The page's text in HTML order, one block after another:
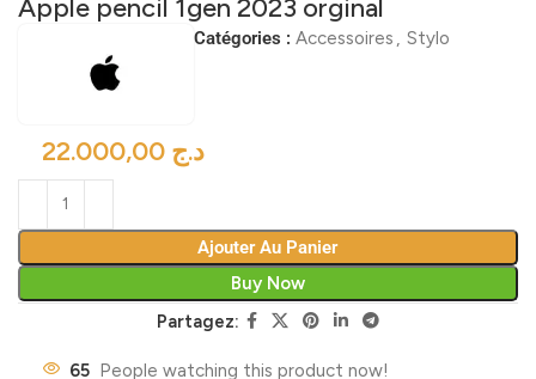
Apple pencil 1gen 2023 orginal
Catégories : Accessoires , Stylo
د.ج
Ajouter Au Panier
Buy Now
Partagez:
65 People watching this product now!